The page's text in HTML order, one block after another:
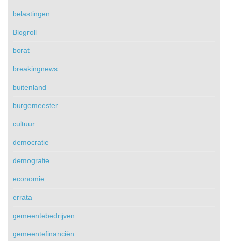
belastingen
Blogroll
borat
breakingnews
buitenland
burgemeester
cultuur
democratie
demografie
economie
errata
gemeentebedrijven
gemeentefinanciën